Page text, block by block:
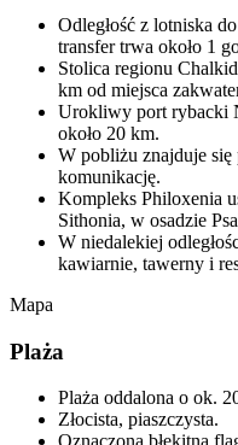
Odległość z lotniska
transfer trwa około 1
Stolica regionu
km od miejsca
Urokliwy port rybacki
około 20 km.
W pobliżu znajduje się
komunikację.
Kompleks Philoxenia
Sithonia, w osadzie
W niedalekiej
kawiarnie, tawerny i
Mapa
Plaża
Plaża oddalona o ok.
Złocista, piaszczysta.